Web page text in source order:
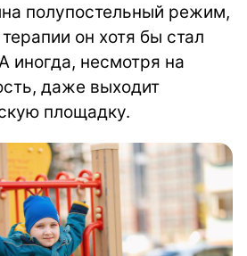
полупостельный режим,
он хотя бы стал
иногда, несмотря на
даже выходит
площадку.